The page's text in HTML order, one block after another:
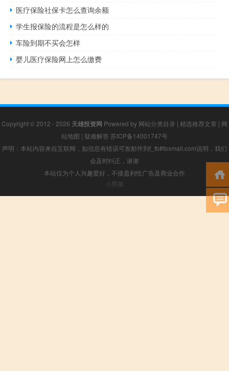
医疗保险社保卡怎么查询余额
学生报保险的流程是怎么样的
车险到期不买会怎样
婴儿医疗保险网上怎么缴费
Copyright © 2012 - 2026 天雄投资网 Powered by 网站分类目录 | 精选推荐文章 | 网
站地图 | 疑难解答 苏ICP备14001747号
声明：本站内容来自互联网，如信息有错误可发邮件到f_fb#foxmail.com说明，我们
会及时纠正，谢谢
本站仅为个人兴趣爱好，不接盈利性广告及商业合作
小男孩